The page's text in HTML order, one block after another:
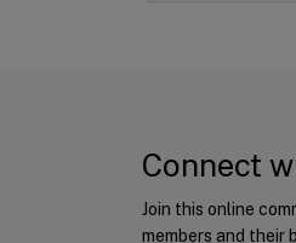
Connect
Join this online
members and their